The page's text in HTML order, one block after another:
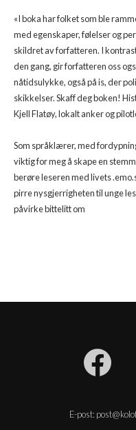
«I boka har folket som ble
med egenskaper, følelser og
skildret av forfatteren. I
den gang, gir forfatteren oss
nåtidsulykke, også på is, der
skikkelser. Skaff deg boken!
Kjell Flatøy, lokalt anker og
Som språklærer, med
viktig for meg å skape en
berøre leseren med livets
pirre nysgjerrigheten til unge
påvirke bittelitt om
E-post: